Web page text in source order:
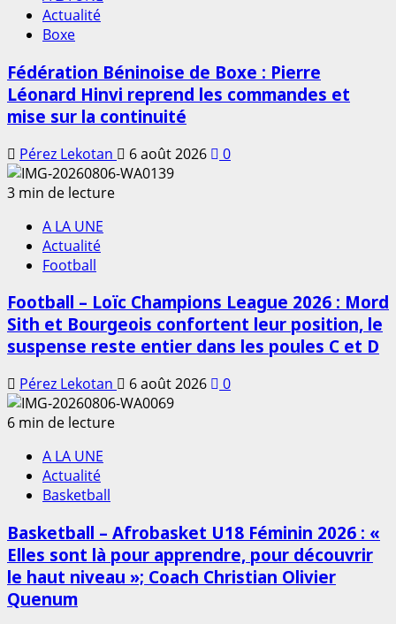
Actualité
Boxe
Fédération Béninoise de Boxe : Pierre
Léonard Hinvi reprend les commandes et
mise sur la continuité
Pérez Lekotan 6 août 2026
0
3 min de lecture
A LA UNE
Actualité
Football
Football – Loïc Champions League 2026 : Mord
Sith et Bourgeois confortent leur position, le
suspense reste entier dans les poules C et D
Pérez Lekotan 6 août 2026
0
6 min de lecture
A LA UNE
Actualité
Basketball
Basketball – Afrobasket U18 Féminin 2026 : «
Elles sont là pour apprendre, pour découvrir
le haut niveau »; Coach Christian Olivier
Quenum